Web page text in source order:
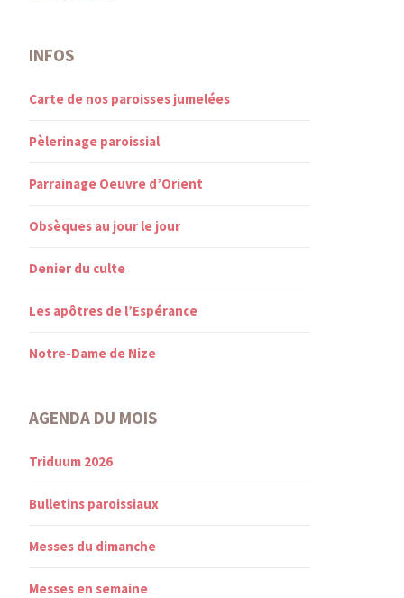
INFOS
Carte de nos paroisses jumelées
Pèlerinage paroissial
Parrainage Oeuvre d’Orient
Obsèques au jour le jour
Denier du culte
Les apôtres de l’Espérance
Notre-Dame de Nize
AGENDA DU MOIS
Triduum 2026
Bulletins paroissiaux
Messes du dimanche
Messes en semaine